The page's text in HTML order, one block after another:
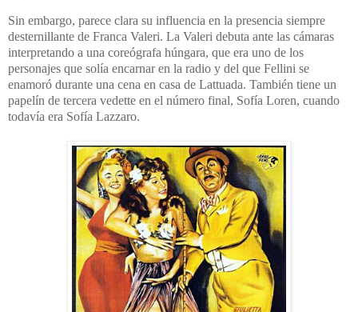
Sin embargo, parece clara su influencia en la presencia siempre
desternillante de Franca Valeri. La Valeri debuta ante las cámaras
interpretando a una coreógrafa húngara, que era uno de los
personajes que solía encarnar en la radio y del que Fellini se
enamoró durante una cena en casa de Lattuada. También tiene un
papelín de tercera vedette en el número final, Sofía Loren, cuando
todavía era Sofía Lazzaro.